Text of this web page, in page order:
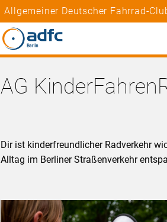
Allgemeiner Deutscher Fahrrad-
AG
Dir ist kinderfreundlicher Radverkehr
Alltag im Berliner Straßenverkehr